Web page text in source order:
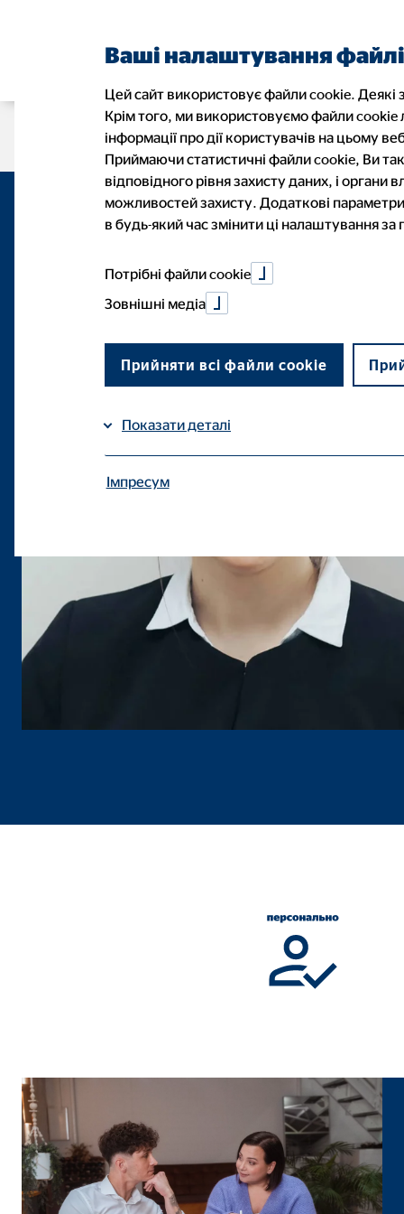
Сторінка консультанта Кар'єра
Ваші налаштування
Цей сайт використовує файли cookie. Деякі
Крім того, ми використовуємо файли
інформації про дії користувачів на цьому
Приймаючи статистичні файли cookie, Ви
відповідного рівня захисту даних, і
можливостей захисту. Додаткові
в будь-який час змінити ці налаштування
Потрібні файли cookie
Зовнішні медіа
Прийняти всі файли cookie
Показати деталі
Налаштування користувача
Назва:
Постачальник:
Статистика файлів cookie
Назва:
Постачальник:
Мета:
Імпресум